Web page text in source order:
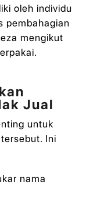
oleh individu
pembahagian
mengikut
Jual
untuk
Ini
nama